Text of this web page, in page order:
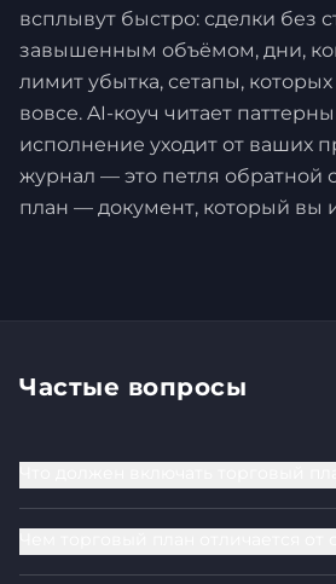
всплывут быстро: сделки без
завышенным объёмом, дни,
лимит убытка, сетапы,
вовсе. AI-коуч читает
исполнение уходит от ваших
журнал — это петля обратной
план — документ, который вы
Частые вопросы